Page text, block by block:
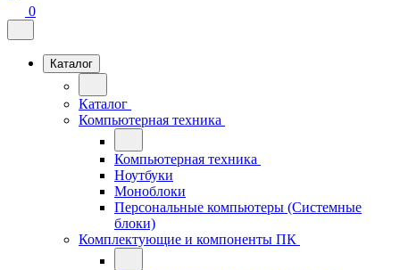
0
Каталог
Каталог
Компьютерная техника
Компьютерная техника
Ноутбуки
Моноблоки
Персональные компьютеры (Системные
блоки)
Комплектующие и компоненты ПК